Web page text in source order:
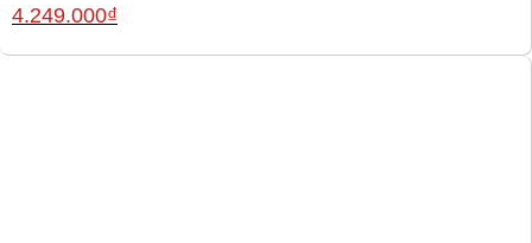
Giá
là:
4.249.000₫
tại